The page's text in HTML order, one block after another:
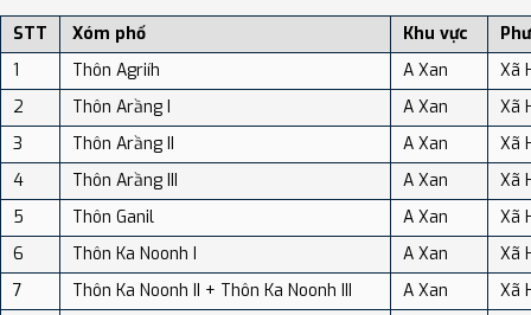
STT Xóm phố Khu vực
1
Thôn Agriíh A Xan
Xã
2
Thôn Arầng I A Xan
Xã
3
Thôn Arầng II A Xan
Xã
4
Thôn Arầng III A Xan
Xã
5
Thôn Ganil A Xan
Xã
6
Thôn Ka Noonh I A Xan
Xã
7
Thôn Ka Noonh II + Thôn Ka Noonh III A Xan
Xã